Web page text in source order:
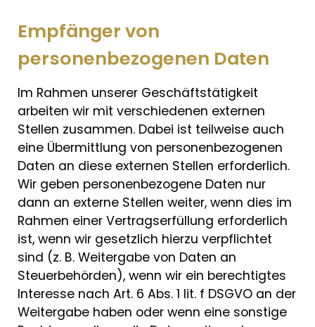
Empfänger von
personenbezogenen Daten
Im Rahmen unserer Geschäftstätigkeit
arbeiten wir mit verschiedenen externen
Stellen zusammen. Dabei ist teilweise auch
eine Übermittlung von personenbezogenen
Daten an diese externen Stellen erforderlich.
Wir geben personenbezogene Daten nur
dann an externe Stellen weiter, wenn dies im
Rahmen einer Vertragserfüllung erforderlich
ist, wenn wir gesetzlich hierzu verpflichtet
sind (z. B. Weitergabe von Daten an
Steuerbehörden), wenn wir ein berechtigtes
Interesse nach Art. 6 Abs. 1 lit. f DSGVO an der
Weitergabe haben oder wenn eine sonstige